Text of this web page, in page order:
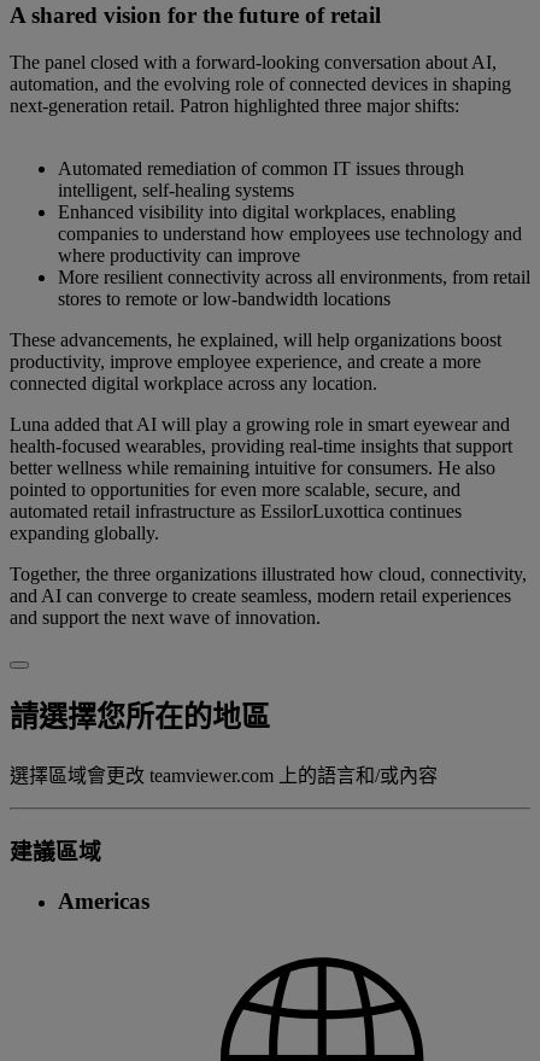
A shared vision for the future of retail
The panel closed with a forward-looking conversation about AI,
automation, and the evolving role of connected devices in shaping
next-generation retail. Patron highlighted three major shifts:
Automated remediation of common IT issues through
intelligent, self-healing systems
Enhanced visibility into digital workplaces, enabling
companies to understand how employees use technology and
where productivity can improve
More resilient connectivity across all environments, from retail
stores to remote or low-bandwidth locations
These advancements, he explained, will help organizations boost
productivity, improve employee experience, and create a more
connected digital workplace across any location.
Luna added that AI will play a growing role in smart eyewear and
health-focused wearables, providing real-time insights that support
better wellness while remaining intuitive for consumers. He also
pointed to opportunities for even more scalable, secure, and
automated retail infrastructure as EssilorLuxottica continues
expanding globally.
Together, the three organizations illustrated how cloud, connectivity,
and AI can converge to create seamless, modern retail experiences
and support the next wave of innovation.
請選擇您所在的地區
選擇區域會更改 teamviewer.com 上的語言和/或內容
建議區域
Americas